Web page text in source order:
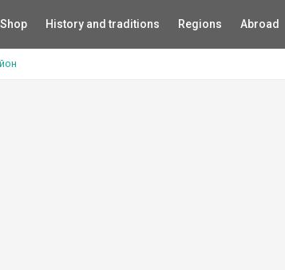
Shop History and traditions Regions Abroad